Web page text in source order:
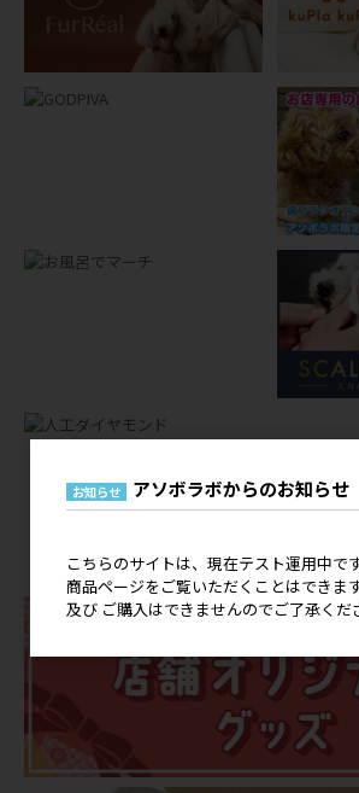
店舗オリジナル
お知らせ アソボラボからのお知らせ
こちらのサイトは、現在テスト運用中です
商品ページをご覧いただくことはできま
及び ご購入はできませんのでご了承くだ